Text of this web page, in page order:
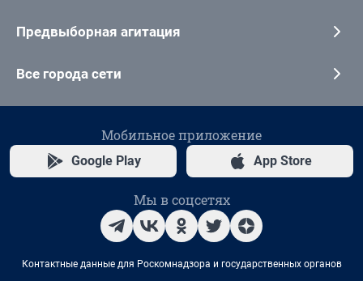
Предвыборная агитация
Все города сети
Мобильное приложение
Google Play App Store
Мы в соцсетях
Контактные данные для Роскомнадзора и государственных органов